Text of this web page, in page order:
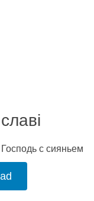
с сияньем